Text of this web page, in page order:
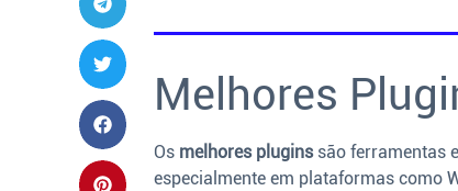
Melhores
Os melhores pluginssão ferramentas
especialmente em plataformas como